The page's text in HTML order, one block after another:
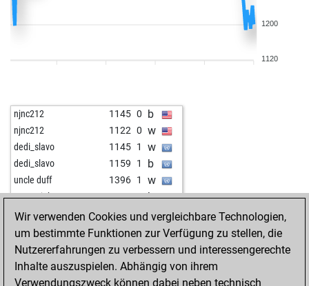
1200
1120
njnc212 1145 0 b
njnc212 1122 0 w
dedi_slavo 1145 1 w
dedi_slavo 1159 1 b
uncle duff 1396 1 w
georgejohn1962 1126 0 b
littleknight 1431 0 w
dikidik diggens 1136 1 w
wunderkammer 1306 0 b
dublonita 1835 0 b
moronzo 1292 0 w
Wir verwenden Cookies und vergleichbare Technologien,
um bestimmte Funktionen zur Verfügung zu stellen, die
Nutzererfahrungen zu verbessern und interessengerechte
Inhalte auszuspielen. Abhängig von ihrem
Verwendungszweck können dabei neben technisch